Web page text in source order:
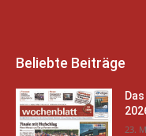
Beliebte Beiträge
23.